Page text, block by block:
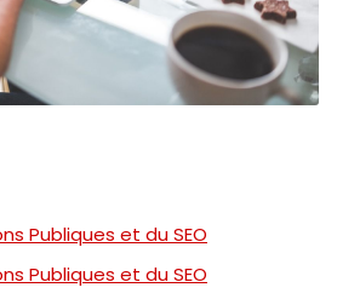
Publiques et du SEO
Publiques et du SEO